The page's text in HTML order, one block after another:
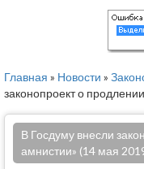
Главная » Новости »
законопроект о
В Госдуму внесли
амнистии» (14 мая